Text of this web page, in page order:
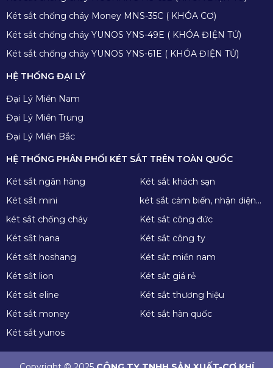
Két sắt chống cháy Money MNS-35C ( KHÓA CƠ)
Két sắt chống cháy YUNOS YNS-49E ( KHÓA ĐIỆN TỬ)
Két sắt chống cháy YUNOS YNS-61E ( KHÓA ĐIỆN TỬ)
HỆ THỐNG ĐẠI LÝ
Đại Lý Miền Nam
Đại Lý Miền Trung
Đại Lý Miền Bắc
HỆ THỐNG PHÂN PHỐI KÉT SẮT TRÊN TOÀN QUỐC
Két sắt ngân hàng
Két sắt khách sạn
Két sắt mini
két sắt cảm biến, nhận diện
khuôn mặt
két sắt chống cháy
Két sắt công đức
Két sắt hana
Két sắt công ty
Két sắt hoshang
Két sắt miền nam
Két sắt lion
Két sắt giá rẻ
Két sắt eline
Két sắt thương hiệu
Két sắt money
Két sắt hàn quốc
Két sắt yunos